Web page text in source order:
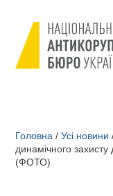
Головна / Усі новини
динамічного захисту
(ФОТО)